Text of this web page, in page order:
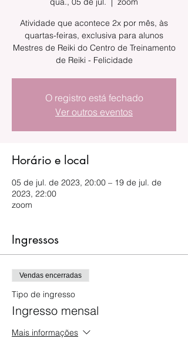
Atividade que acontece 2x por mês, às
quartas-feiras, exclusiva para alunos
Mestres de Reiki do Centro de Treinamento
de Reiki - Felicidade
O registro está fechado
Ver outros eventos
Horário e local
05 de jul. de 2023, 20:00 – 19 de jul. de
2023, 22:00
zoom
Ingressos
Vendas encerradas
Tipo de ingresso
Ingresso mensal
Mais informações